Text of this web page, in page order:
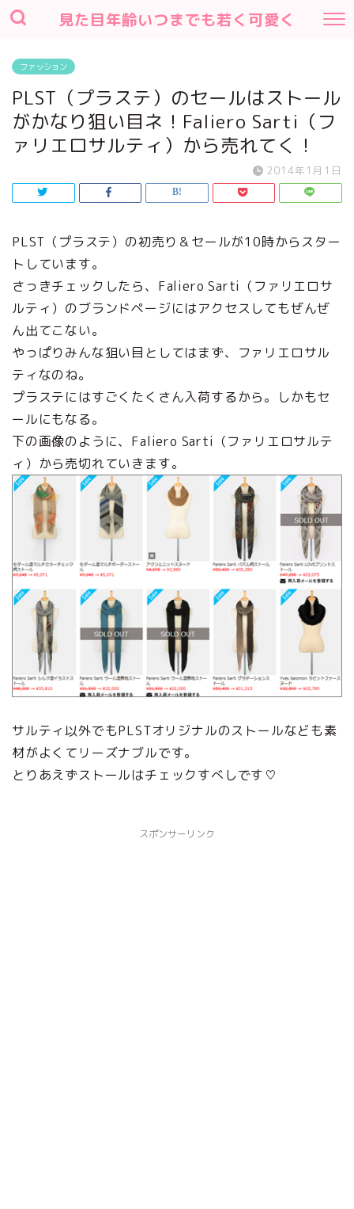
見た目年齢いつまでも若く可愛く
ファッション
PLST（プラステ）のセールはストール
がかなり狙い目ネ！Faliero Sarti（フ
ァリエロサルティ）から売れてく！
2014年1月1日
PLST（プラステ）の初売り＆セールが10時からスター
トしています。
さっきチェックしたら、Faliero Sarti（ファリエロサ
ルティ）のブランドページにはアクセスしてもぜんぜ
ん出てこない。
やっぱりみんな狙い目としてはまず、ファリエロサル
ティなのね。
プラステにはすごくたくさん入荷するから。しかもセ
ールにもなる。
下の画像のように、Faliero Sarti（ファリエロサルテ
ィ）から売切れていきます。
サルティ以外でもPLSTオリジナルのストールなども素
材がよくてリーズナブルです。
とりあえずストールはチェックすべしです♡
スポンサーリンク